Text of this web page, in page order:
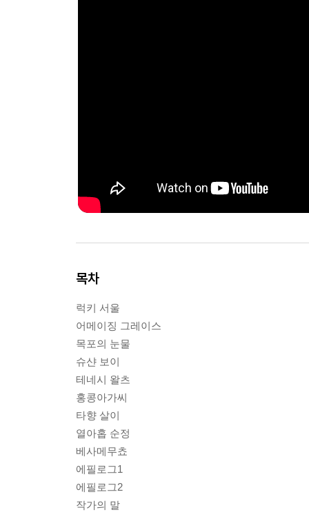
목차
럭키 서울
어메이징 그레이스
목포의 눈물
슈샨 보이
테네시 왈츠
홍콩아가씨
타향 살이
열아홉 순정
베사메무쵸
에필로그1
에필로그2
작가의 말